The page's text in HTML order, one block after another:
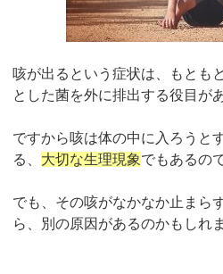
咳が出るという症状は、もとも
とした菌を外に排出する役目が
ですから咳は体の中に入ろうと
る、 大切な生理現象でもあるの
でも、その咳がなかなか止まら
ら、別の原因があるのかもしれ